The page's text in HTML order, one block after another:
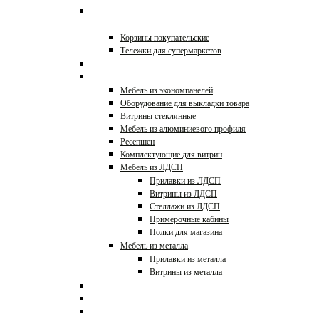
Корзины покупательские
Тележки для супермаркетов
Мебель из экономпанелей
Оборудование для выкладки товара
Витрины стеклянные
Мебель из алюминиевого профиля
Ресепшен
Комплектующие для витрин
Мебель из ЛДСП
Прилавки из ЛДСП
Витрины из ЛДСП
Стеллажи из ЛДСП
Примерочные кабины
Полки для магазина
Мебель из металла
Прилавки из металла
Витрины из металла